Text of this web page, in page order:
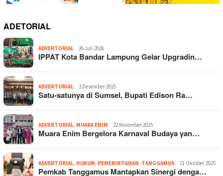
ADETORIAL
ADVERTORIAL 26 Juli 2026
IPPAT Kota Bandar Lampung Gelar Upgradin…
ADVERTORIAL 3 Desember 2025
Satu-satunya di Sumsel, Bupati Edison Ra…
ADVERTORIAL MUARA ENIM 22 November 2025
Muara Enim Bergelora Karnaval Budaya yan…
ADVERTORIAL HUKUM PEMERINTAHAN TANGGAMUS 21 Oktober 2025
Pemkab Tanggamus Mantapkan Sinergi denga…